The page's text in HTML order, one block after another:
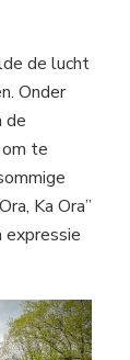
de lucht
Onder
de
te
Ka Ora”
expressie